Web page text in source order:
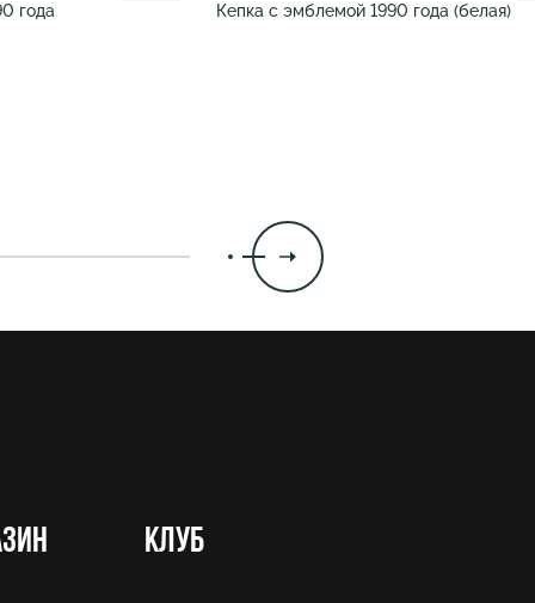
года Кепка с эмблемой 1990 года (белая)
Клуб